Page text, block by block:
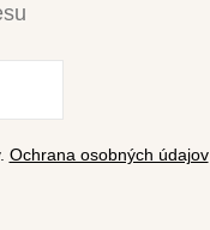
Ochrana osobných údajov